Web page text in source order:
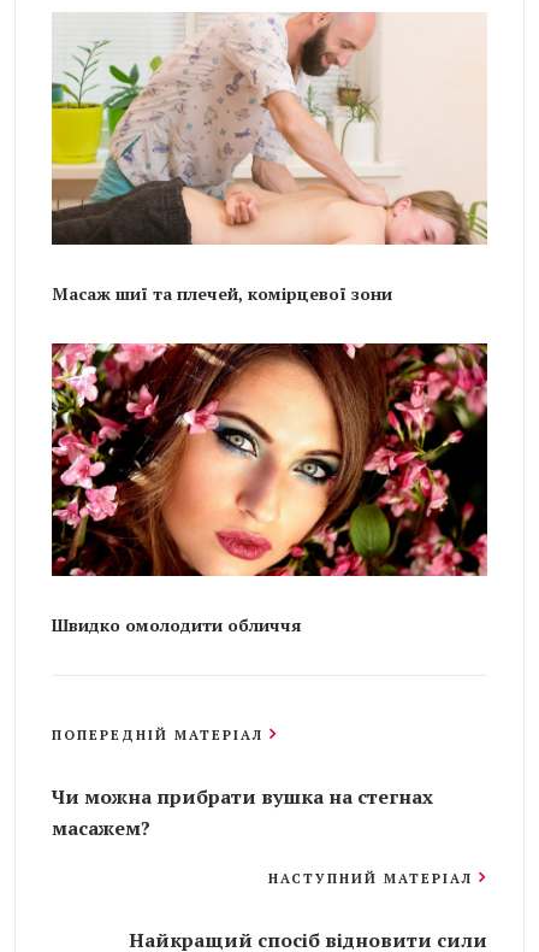
Масаж шиї та плечей, комірцевої зони
Швидко омолодити обличчя
ПОПЕРЕДНІЙ МАТЕРІАЛ
Чи можна прибрати вушка на стегнах
масажем?
НАСТУПНИЙ МАТЕРІАЛ
Найкращий спосіб відновити сили